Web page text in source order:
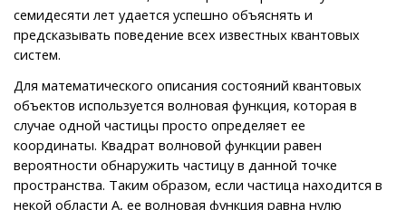
семидесяти лет удается успешно объяснять и
предсказывать поведение всех известных квантовых
систем.
Для математического описания состояний квантовых
объектов используется волновая функция, которая в
случае одной частицы просто определяет ее
координаты. Квадрат волновой функции равен
вероятности обнаружить частицу в данной точке
пространства. Таким образом, если частица находится в
некой области А, ее волновая функция равна нулю